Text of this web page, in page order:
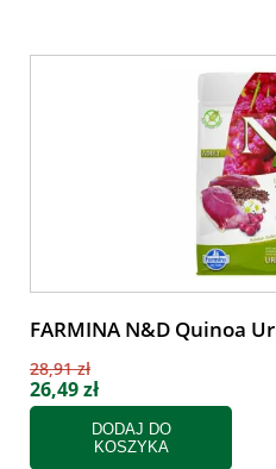
FARMINA N&D Quinoa
28,91 zł
26,49 zł
DODAJ DO
KOSZYKA